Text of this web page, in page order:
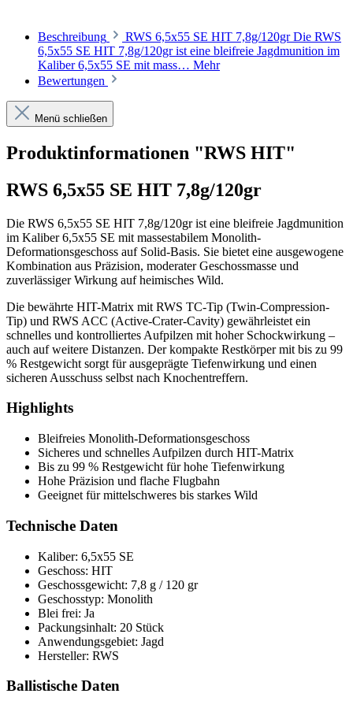
Beschreibung
RWS 6,5x55 SE HIT 7,8g/120gr Die RWS
6,5x55 SE HIT 7,8g/120gr ist eine bleifreie Jagdmunition im
Kaliber 6,5x55 SE mit mass… Mehr
Bewertungen
Menü schließen
Produktinformationen "RWS HIT"
RWS 6,5x55 SE HIT 7,8g/120gr
Die RWS 6,5x55 SE HIT 7,8g/120gr ist eine bleifreie Jagdmunition
im Kaliber 6,5x55 SE mit massestabilem Monolith-
Deformationsgeschoss auf Solid-Basis. Sie bietet eine ausgewogene
Kombination aus Präzision, moderater Geschossmasse und
zuverlässiger Wirkung auf heimisches Wild.
Die bewährte HIT-Matrix mit RWS TC-Tip (Twin-Compression-
Tip) und RWS ACC (Active-Crater-Cavity) gewährleistet ein
schnelles und kontrolliertes Aufpilzen mit hoher Schockwirkung –
auch auf weitere Distanzen. Der kompakte Restkörper mit bis zu 99
% Restgewicht sorgt für ausgeprägte Tiefenwirkung und einen
sicheren Ausschuss selbst nach Knochentreffern.
Highlights
Bleifreies Monolith-Deformationsgeschoss
Sicheres und schnelles Aufpilzen durch HIT-Matrix
Bis zu 99 % Restgewicht für hohe Tiefenwirkung
Hohe Präzision und flache Flugbahn
Geeignet für mittelschweres bis starkes Wild
Technische Daten
Kaliber: 6,5x55 SE
Geschoss: HIT
Geschossgewicht: 7,8 g / 120 gr
Geschosstyp: Monolith
Blei frei: Ja
Packungsinhalt: 20 Stück
Anwendungsgebiet: Jagd
Hersteller: RWS
Ballistische Daten